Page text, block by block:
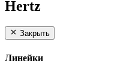
Hertz
Закрыть
Линейки